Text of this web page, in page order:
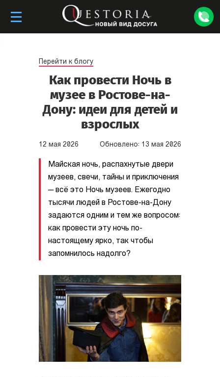
Перейти к блогу
Как провести Ночь в
музее в Ростове-на-
Дону: идеи для детей и
взрослых
12 мая 2026 Обновлено: 13 мая 2026
Майская ночь, распахнутые двери
музеев, свечи, тайны и приключения
— всё это Ночь музеев. Ежегодно
тысячи людей в Ростове-на-Дону
задаются одним и тем же вопросом:
как провести эту ночь по-
настоящему ярко, так чтобы
запомнилось надолго?